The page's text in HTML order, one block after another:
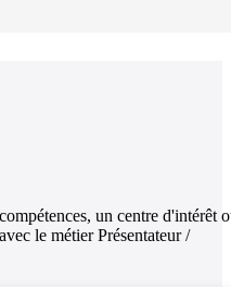
un centre d'intérêt
le métier Présentateur /